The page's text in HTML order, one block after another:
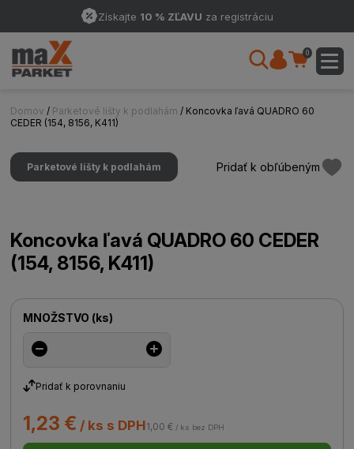
Získajte 10 % ZĽAVU za registráciu
0
Domov / Parketové lišty k podlahám / Koncovka ľavá QUADRO 60
CEDER (154, 8156, K411)
Parketové lišty k podlahám Pridať k obľúbeným
Koncovka ľavá QUADRO 60 CEDER
(154, 8156, K411)
MNOŽSTVO (ks)
Pridať k porovnaniu
1,23 € / ks s DPH1,00 € / ks bez DPH